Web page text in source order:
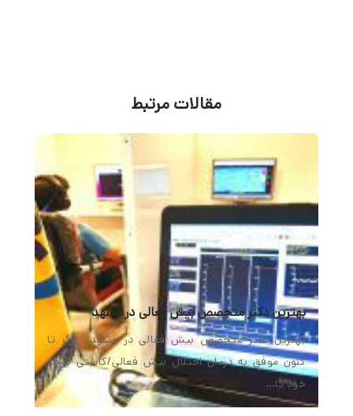
مقالات مرتبط
بهترین دکتر متخصص بیش فعالی در مشهد
بهترین دکتر متخصص بیش فعالی در مشهد اگر تا
کنون موفق به درمان اختلال بیش فعالی/کاستی توجه
خود یا…